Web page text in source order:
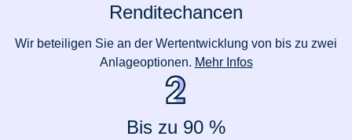
Renditechancen
Wir beteiligen Sie an der Wertentwicklung von bis zu zwei
Anlageoptionen. Mehr Infos
Bis zu 90 %